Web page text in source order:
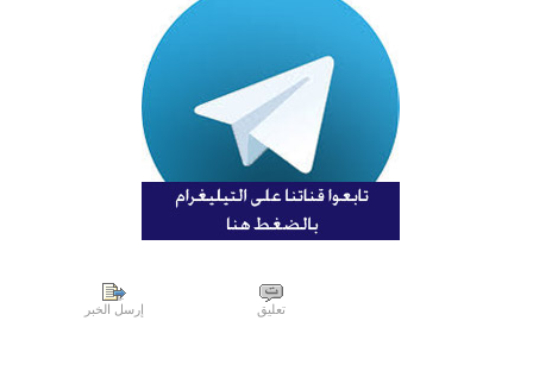
تعليق إرسل الخبر